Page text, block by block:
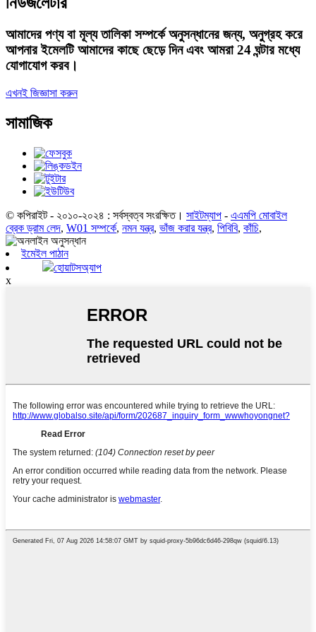
আমাদের পণ্য বা মূল্য তালিকা সম্পর্কে অনুসন্ধানের জন্য, অনুগ্রহ করে
আপনার ইমেলটি আমাদের কাছে ছেড়ে দিন এবং আমরা 24 ঘন্টার মধ্যে
যোগাযোগ করব।
এখনই জিজ্ঞাসা করুন
সামাজিক
© কপিরাইট - ২০১০-২০২৪ : সর্বস্বত্ব সংরক্ষিত। সাইটম্যাপ - এএমপি মোবাইল
ব্রেক ড্রাম লেদ, W01 সম্পর্কে, নমন যন্ত্র, ভাঁজ করার যন্ত্র, পিবিবি, কাঁচি,
ইমেইল পাঠান
হোয়াটসঅ্যাপ
x